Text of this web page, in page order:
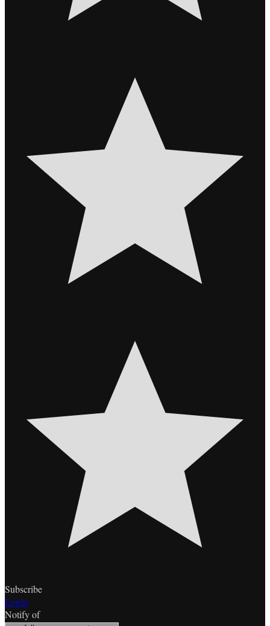
Subscribe
Login
Notify of